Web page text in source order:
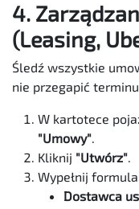
4.
(Leasing,
Śledź wszystkie
nie przegapić
W kartotece
"Umowy".
Kliknij "Utwórz".
Wypełnij
Dostawca